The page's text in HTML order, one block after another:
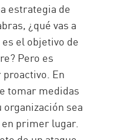
estrategia de
¿qué vas a
el objetivo de
Pero es
En
tomar medidas
sea
primer lugar.